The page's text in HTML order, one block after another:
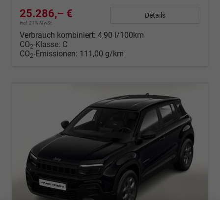
25.286,– €
incl. 21% MwSt.
Details
Verbrauch kombiniert: 4,90 l/100km
CO2-Klasse: C
CO2-Emissionen: 111,00 g/km